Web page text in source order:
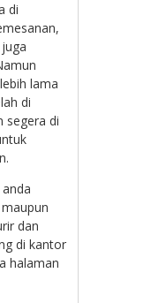
di
lama
di
segera di
dan
di kantor
halaman